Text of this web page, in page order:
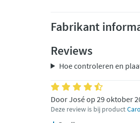
Fabrikant
Reviews
Hoe controleren en
Door José op 29 oktober
Deze review is bij product